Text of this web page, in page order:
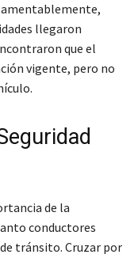
llegaron
que el
vigente, pero no
de la
conductores
tránsito. Cruzar por